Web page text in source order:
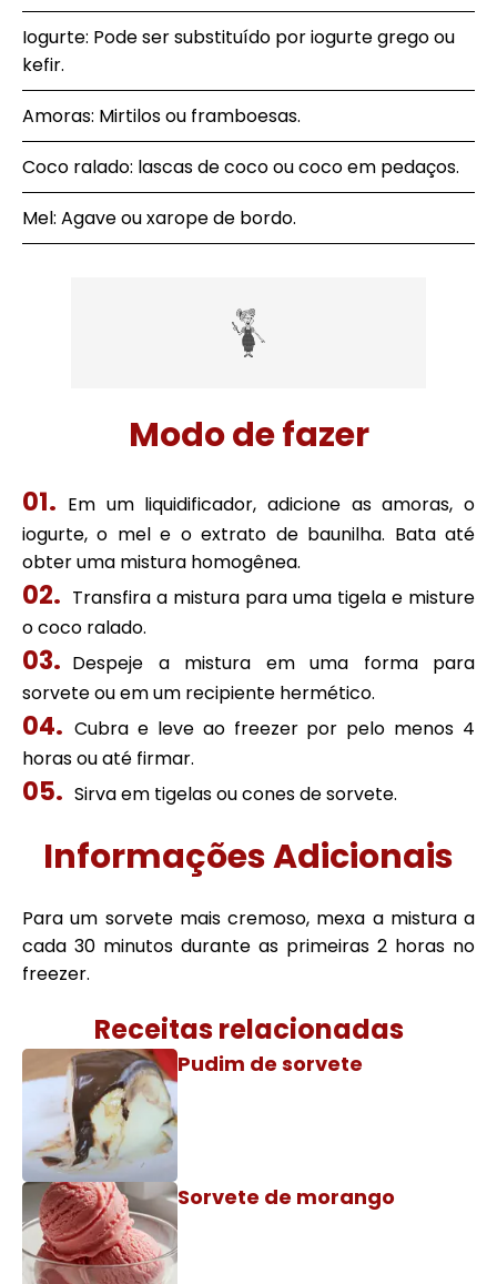
Iogurte: Pode ser substituído por iogurte grego ou
kefir.
Amoras: Mirtilos ou framboesas.
Coco ralado: lascas de coco ou coco em pedaços.
Mel: Agave ou xarope de bordo.
Modo de fazer
Em um liquidificador, adicione as amoras, o
iogurte, o mel e o extrato de baunilha. Bata até
obter uma mistura homogênea.
Transfira a mistura para uma tigela e misture
o coco ralado.
Despeje a mistura em uma forma para
sorvete ou em um recipiente hermético.
Cubra e leve ao freezer por pelo menos 4
horas ou até firmar.
Sirva em tigelas ou cones de sorvete.
Informações Adicionais
Para um sorvete mais cremoso, mexa a mistura a
cada 30 minutos durante as primeiras 2 horas no
freezer.
Receitas relacionadas
Pudim de sorvete
Sorvete de morango